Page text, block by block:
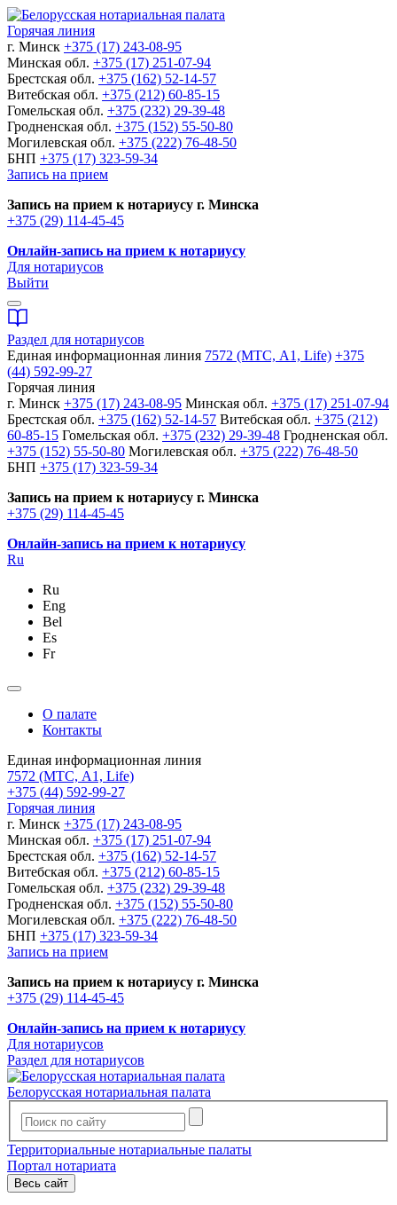
Горячая линия
г. Минск +375 (17) 243-08-95
Минская обл. +375 (17) 251-07-94
Брестская обл. +375 (162) 52-14-57
Витебская обл. +375 (212) 60-85-15
Гомельская обл. +375 (232) 29-39-48
Гродненская обл. +375 (152) 55-50-80
Могилевская обл. +375 (222) 76-48-50
БНП +375 (17) 323-59-34
Запись на прием
Запись на прием к нотариусу г. Минска
+375 (29) 114-45-45
Онлайн-запись на прием к нотариусу
Для нотариусов
Выйти
Раздел для нотариусов
Единая информационная линия 7572 (МТС, A1, Life) +375
(44) 592-99-27
Горячая линия
г. Минск +375 (17) 243-08-95 Минская обл. +375 (17) 251-07-94
Брестская обл. +375 (162) 52-14-57 Витебская обл. +375 (212)
60-85-15 Гомельская обл. +375 (232) 29-39-48 Гродненская обл.
+375 (152) 55-50-80 Могилевская обл. +375 (222) 76-48-50
БНП +375 (17) 323-59-34
Запись на прием к нотариусу г. Минска
+375 (29) 114-45-45
Онлайн-запись на прием к нотариусу
Ru
Ru
Eng
Bel
Es
Fr
О палате
Контакты
Единая информационная линия
7572 (МТС, A1, Life)
+375 (44) 592-99-27
Горячая линия
г. Минск +375 (17) 243-08-95
Минская обл. +375 (17) 251-07-94
Брестская обл. +375 (162) 52-14-57
Витебская обл. +375 (212) 60-85-15
Гомельская обл. +375 (232) 29-39-48
Гродненская обл. +375 (152) 55-50-80
Могилевская обл. +375 (222) 76-48-50
БНП +375 (17) 323-59-34
Запись на прием
Запись на прием к нотариусу г. Минска
+375 (29) 114-45-45
Онлайн-запись на прием к нотариусу
Для нотариусов
Раздел для нотариусов
Белорусская нотариальная палата
Территориальные нотариальные палаты
Портал нотариата
Весь сайт